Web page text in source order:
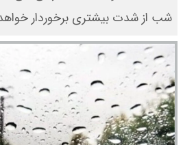
شب از شدت بیشتری برخوردار